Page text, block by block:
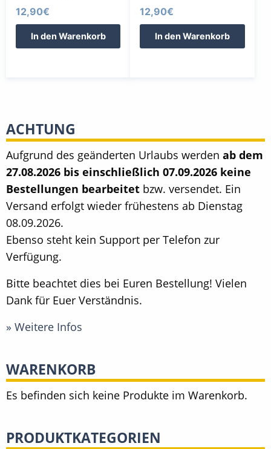
12,90€
In den Warenkorb
12,90€
In den Warenkorb
ACHTUNG
Aufgrund des geänderten Urlaubs werden ab dem
27.08.2026 bis einschließlich 07.09.2026 keine
Bestellungen bearbeitet bzw. versendet. Ein
Versand erfolgt wieder frühestens ab Dienstag
08.09.2026.
Ebenso steht kein Support per Telefon zur
Verfügung.
Bitte beachtet dies bei Euren Bestellung! Vielen
Dank für Euer Verständnis.
» Weitere Infos
WARENKORB
Es befinden sich keine Produkte im Warenkorb.
PRODUKTKATEGORIEN